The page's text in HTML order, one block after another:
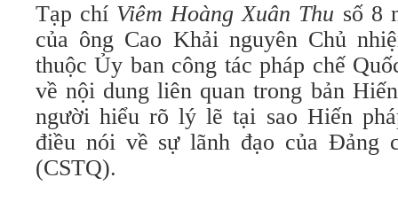
Tạp chí Viêm Hoàng Xuân Thu số 8
của ông Cao Khải nguyên Chủ
thuộc Ủy ban công tác pháp chế
về nội dung liên quan trong bản
người hiểu rõ lý lẽ tại sao Hiến
điều nói về sự lãnh đạo của Đảng
(CSTQ).